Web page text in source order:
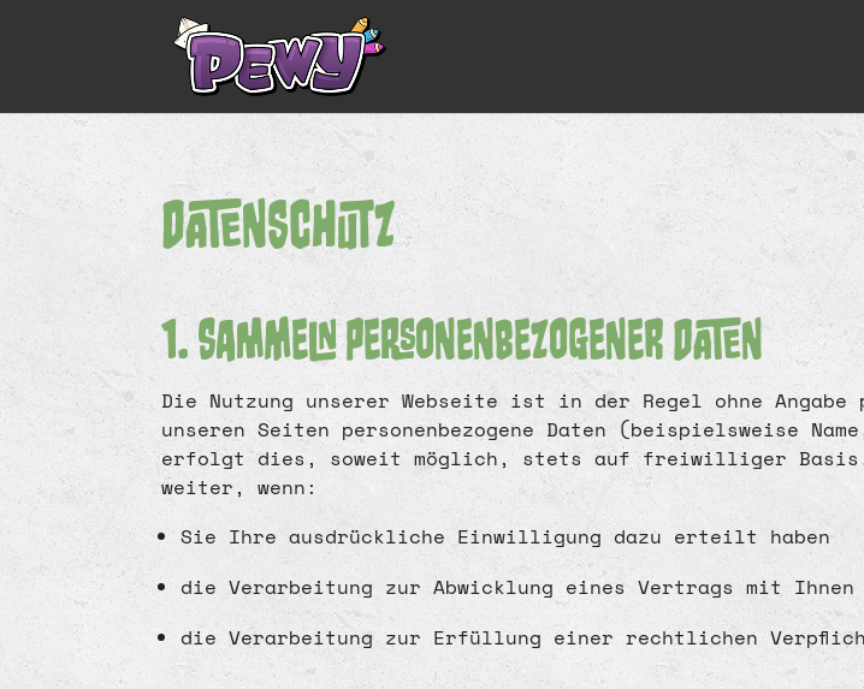
Datenschutz
1. Sammeln personenbezogener Daten
Die Nutzung unserer Webseite ist in der Regel ohne Angabe
unseren Seiten personenbezogene Daten (beispielsweise
erfolgt dies, soweit möglich, stets auf freiwilliger Basis.
weiter, wenn:
Sie Ihre ausdrückliche Einwilligung dazu erteilt haben
die Verarbeitung zur Abwicklung eines Vertrags mit
die Verarbeitung zur Erfüllung einer rechtlichen